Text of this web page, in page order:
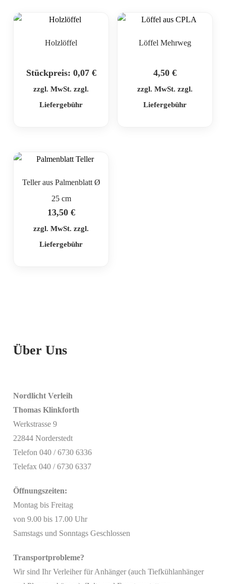
Holzlöffel
Stückpreis: 0,07 €
zzgl. MwSt. zzgl.
Liefergebühr
Löffel Mehrweg
4,50 €
zzgl. MwSt. zzgl.
Liefergebühr
Teller aus Palmenblatt Ø
25 cm
13,50 €
zzgl. MwSt. zzgl.
Liefergebühr
Über Uns
Nordlicht Verleih
Thomas Klinkforth
Werkstrasse 9
22844 Norderstedt
Telefon 040 / 6730 6336
Telefax 040 / 6730 6337
Öffnungszeiten:
Montag bis Freitag
von 9.00 bis 17.00 Uhr
Samstags und Sonntags Geschlossen
Transportprobleme?
Wir sind Ihr Verleiher für Anhänger (auch Tiefkühlanhänger